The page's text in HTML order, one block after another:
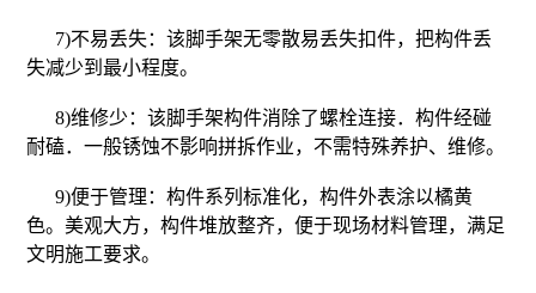
7)不易丢失：该脚手架无零散易丢失扣件，把构件丢
失减少到最小程度。
8)维修少：该脚手架构件消除了螺栓连接．构件经碰
耐磕．一般锈蚀不影响拼拆作业，不需特殊养护、维修。
9)便于管理：构件系列标准化，构件外表涂以橘黄
色。美观大方，构件堆放整齐，便于现场材料管理，满足
文明施工要求。